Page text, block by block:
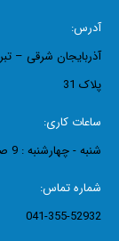
آدرس:
آذربایجان شرقی –
پلاک 31
ساعات کاری:
شنبه - چهارشنبه : 9 صبح - 7 شب پنجشنبه : 9 صبح - 2 ظهر
شماره تماس:
041-355-52932